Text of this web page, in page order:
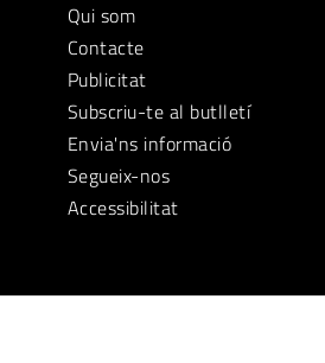
Qui som
Contacte
Publicitat
Subscriu-te al butlletí
Envia'ns informació
Segueix-nos
Accessibilitat